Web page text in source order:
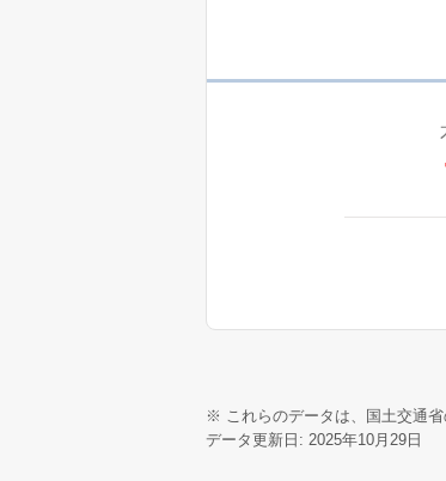
※ これらのデータは、国土交通
データ更新日: 2025年10月29日